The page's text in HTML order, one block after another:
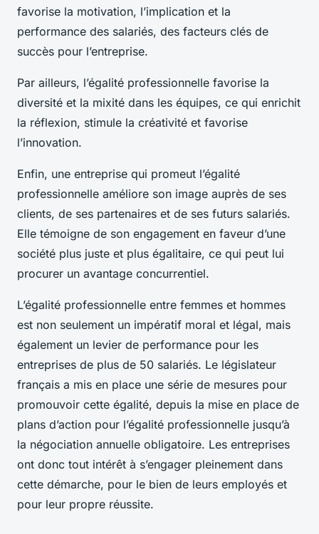
favorise la motivation, l’implication et la
performance des salariés, des facteurs clés de
succès pour l’entreprise.
Par ailleurs, l’égalité professionnelle favorise la
diversité et la mixité dans les équipes, ce qui enrichit
la réflexion, stimule la créativité et favorise
l’innovation.
Enfin, une entreprise qui promeut l’égalité
professionnelle améliore son image auprès de ses
clients, de ses partenaires et de ses futurs salariés.
Elle témoigne de son engagement en faveur d’une
société plus juste et plus égalitaire, ce qui peut lui
procurer un avantage concurrentiel.
L’égalité professionnelle entre femmes et hommes
est non seulement un impératif moral et légal, mais
également un levier de performance pour les
entreprises de plus de 50 salariés. Le législateur
français a mis en place une série de mesures pour
promouvoir cette égalité, depuis la mise en place de
plans d’action pour l’égalité professionnelle jusqu’à
la négociation annuelle obligatoire. Les entreprises
ont donc tout intérêt à s’engager pleinement dans
cette démarche, pour le bien de leurs employés et
pour leur propre réussite.